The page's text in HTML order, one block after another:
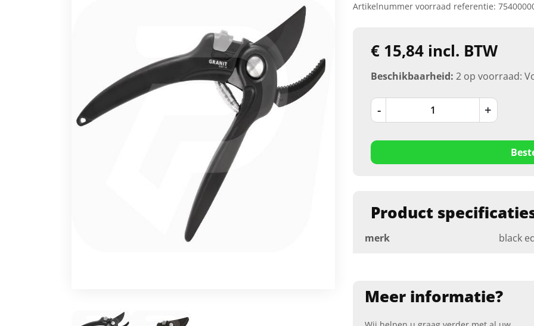
Artikelnummer voorraad referentie:
€ 15,84 incl. BTW
Beschikbaarheid: 2 op voorraad:
- +
Product
merk black
Meer informatie?